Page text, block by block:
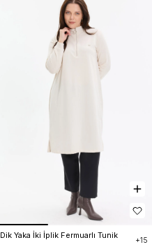
Dik Yaka İki İplik Fermuarlı Tunik
+15